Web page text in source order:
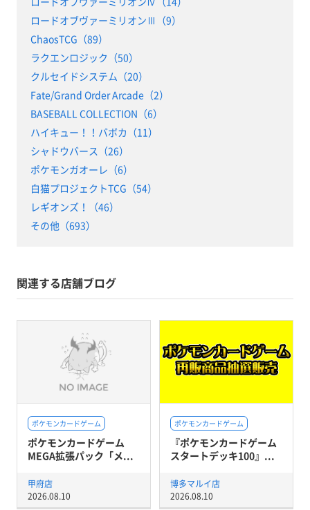
ロードオブヴァーミリオンⅢ（9）
ChaosTCG（89）
ラクエンロジック（50）
クルセイドシステム（20）
Fate/Grand Order Arcade（2）
BASEBALL COLLECTION（6）
ハイキュー！！バボカ（11）
シャドウバース（26）
ポケモンガオーレ（6）
白猫プロジェクトTCG（54）
レギオンズ！（46）
その他（693）
関連する店舗ブログ
ポケモンカードゲーム
ポケモンカードゲーム
MEGA拡張パック「メ...
甲府店
2026.08.10
ポケモンカードゲーム
『ポケモンカードゲーム
スタートデッキ100』...
博多マルイ店
2026.08.10